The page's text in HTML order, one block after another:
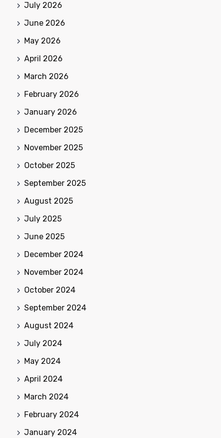
July 2026
June 2026
May 2026
April 2026
March 2026
February 2026
January 2026
December 2025
November 2025
October 2025
September 2025
August 2025
July 2025
June 2025
December 2024
November 2024
October 2024
September 2024
August 2024
July 2024
May 2024
April 2024
March 2024
February 2024
January 2024